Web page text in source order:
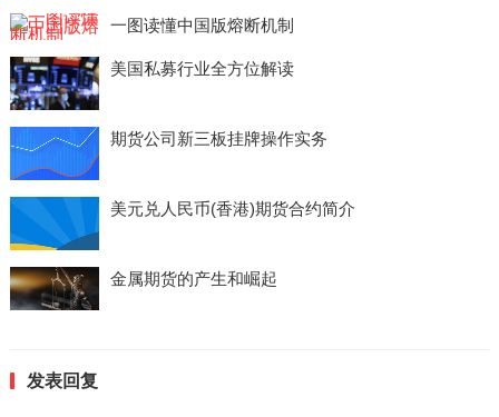
一图读懂中国版熔断机制
美国私募行业全方位解读
期货公司新三板挂牌操作实务
美元兑人民币(香港)期货合约简介
金属期货的产生和崛起
发表回复